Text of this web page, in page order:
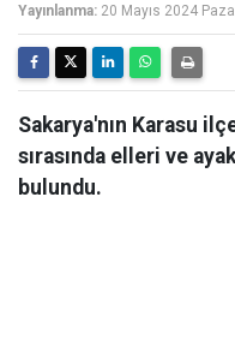
Yayınlanma: 20 Mayıs 2024
Sakarya'nın Karasu
sırasında elleri ve
bulundu.